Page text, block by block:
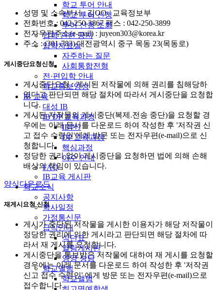
학교 투어 안내
학교 투어 신청
투어 신청 조회
입학 관련 공지
입학자료실
자주하는 질문
사회통합전형
전·편입학 안내
학교홍보영상
IB 교육
대성 IB
IB DP 교육과정
IB란?
DP 교육과정
핵심과정
이수 안내
FAQ
IB교육 게시판
학교소식
공지사항
학사일정
가정통신문
급식안내
식단표
알림게시판
영양 상담
학교앨범
학교앨범
성명 및 소속부서 : 김OO / 교육정보부
전화번호 : 042-250-3867 팩스 : 042-250-3899
전자우편주소(e-mail) : juyeon303@korea.kr
주소 : (301-783) 대전광역시 중구 목동 23(목동로)
게시중단요청신청
게시중단요청 : 게시된 저작물에 의해 권리를 침해당하
였다고 판단되면 해당 절차에 따라서 게시중단을 요청합
니다.
게시된 저작물의 게시중단(복제.전송 중단)을 요청할 경
우에는 아래 문서를 다운로드 하여 작성한 후 '저작권 신
고 접수 수령인'에게 방문 또는 전자우편(e-mail)으로 신
청합니다.
정당한 권리 없이 게시중단을 요청하면 법에 의해 손해
배상의 책임이 있습니다.
양식다운로드
재게시요청 신청
게시가 중단된 저작물을 게시한 이용자가 해당 저작물이
정당한 권리에 의한 게시라고 판단되면 해당 절차에 따
라서 재 게시를 요청합니다.
게시중단을 통보받은 저작물에 대하여 재 게시를 요청할
경우에는 아래 문서를 다운로드 하여 작성한 후 '저작권
신고 접수 수령인' 에게 방문 또는 전자우편(e-mail)으로
접수합니다.